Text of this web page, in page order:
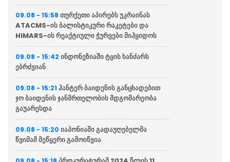
09.08 - 15:58 თურქეთი აპირებს უკრაინას
ATACMS-ის ბალისტიკური რაკეტები და
HIMARS-ის რეაქტიული ჭურვები მიჰყიდოს
09.08 - 15:42 ინდონეზიაში ტყის ხანძარს
ებრძვიან
09.08 - 15:21 ჰანტერ ბაიდენის განცხადებით
ჯო ბაიდენის ჯანმრთელობის მდგომარეობა
გაუარესდა
09.08 - 15:20 იაპონიაში გადაუღებელმა
წვიმამ მეწყერი გამოიწვია